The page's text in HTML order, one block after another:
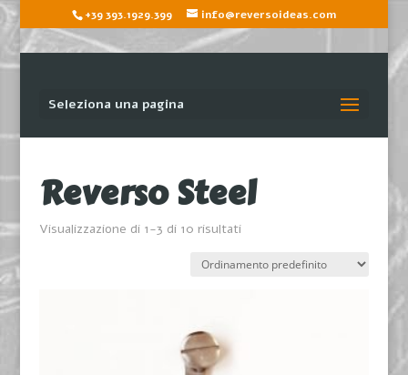
+39 393.1929.399 info@reversoideas.com
Seleziona una pagina
Reverso Steel
Visualizzazione di 1-3 di 10 risultati